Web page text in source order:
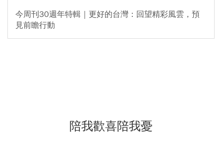
今周刊30週年特輯｜更好的台灣：回望精彩風雲，預
見前瞻行動
陪我歡喜陪我憂